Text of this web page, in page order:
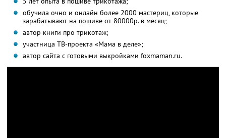
обучила очно и онлайн более 2000 мастериц, которые
зарабатывают на пошиве от 80000р. в месяц;
автор книги про трикотаж;
участница ТВ-проекта «Мама в деле»;
автор сайта с готовыми выкройками foxmaman.ru.